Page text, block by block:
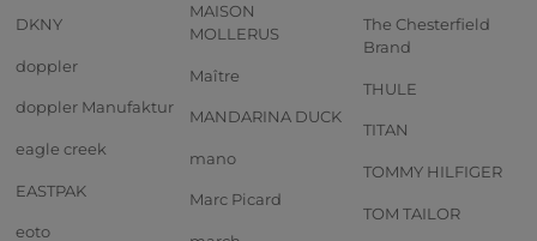
DKNY
doppler
doppler Manufaktur
eagle creek
EASTPAK
eoto
MAISON
MOLLERUS
Maître
MANDARINA DUCK
mano
Marc Picard
The Chesterfield
Brand
THULE
TITAN
TOMMY HILFIGER
TOM TAILOR